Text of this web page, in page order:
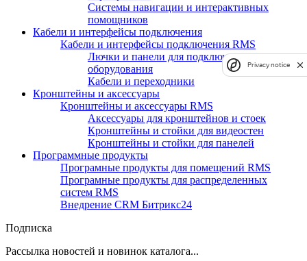
Системы навигации и интерактивных
помощников
Кабели и интерфейсы подключения
Кабели и интерфейсы подключения RMS
Лючки и панели для подключения
оборудования
Кабели и переходники
Кронштейны и аксессуары
Кронштейны и аксессуары RMS
Аксессуары для кронштейнов и стоек
Кронштейны и стойки для видеостен
Кронштейны и стойки для панелей
Программные продукты
Програмные продукты для помещений RMS
Програмные продукты для распределенных
систем RMS
Внедрение CRM Битрикс24
Подписка
Рассылка новостей и новинок каталога...
Privacy notice